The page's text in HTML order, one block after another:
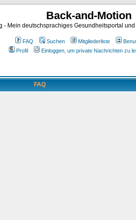
Back-and-Motion
- Mein deutschsprachiges Gesundheitsportal
FAQ Suchen Mitgliederliste
Profil
Einloggen, um private Nachrichten zu
FAQ